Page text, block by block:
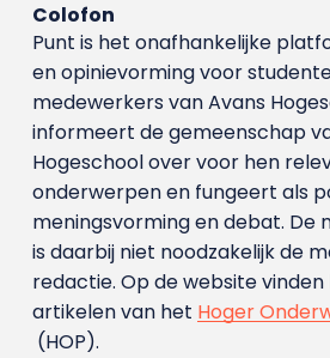
Colofon
Punt is het onafhankelijke
en opinievorming voor
medewerkers van Avans
informeert de gemeenschap
Hogeschool over voor hen
onderwerpen en fungeert als
meningsvorming en debat. De
is daarbij niet noodzakelijk de
redactie. Op de website vinden
artikelen van het Hoger
(HOP).